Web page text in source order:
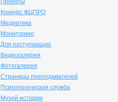
Проекты
Конкурс ФЦПРО
Медиатека
Мониторинг
Для поступающих
Видеогалерея
Фотогалерея
Страницы преподавателей
Психологическая служба
Музей истории